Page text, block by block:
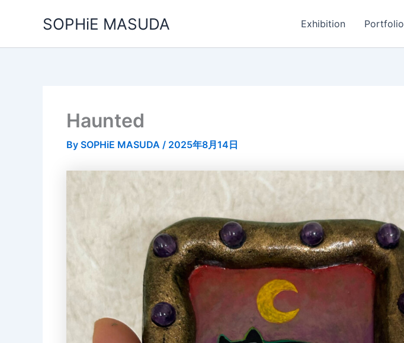
SOPHiE MASUDA Exhibition Portfolio
Haunted
By SOPHiE MASUDA / 2025年8月14日